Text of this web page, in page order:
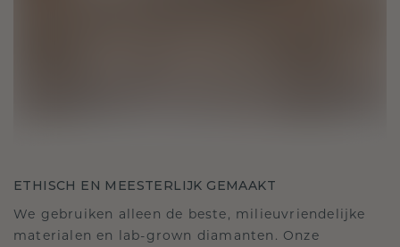
ETHISCH EN MEESTERLIJK GEMAAKT
We gebruiken alleen de beste, milieuvriendelijke
materialen en lab-grown diamanten. Onze